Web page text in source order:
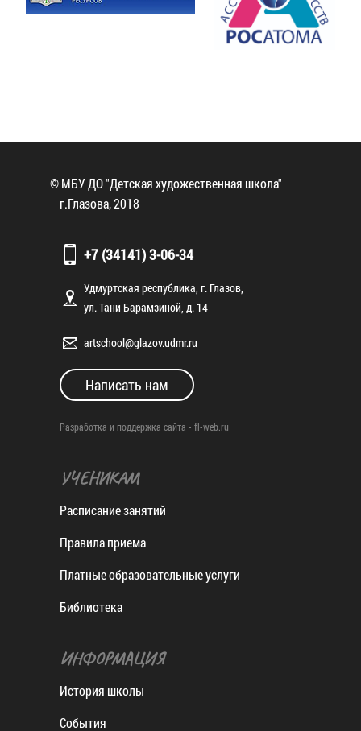
© МБУ ДО "Детская художественная школа"
г.Глазова, 2018
+7 (34141) 3-06-34
Удмуртская республика, г. Глазов,
ул. Тани Барамзиной, д. 14
artschool@glazov.udmr.ru
Написать нам
Разработка и поддержка сайта - fl-web.ru
УЧЕНИКАМ
Расписание занятий
Правила приема
Платные образовательные услуги
Библиотека
ИНФОРМАЦИЯ
История школы
События